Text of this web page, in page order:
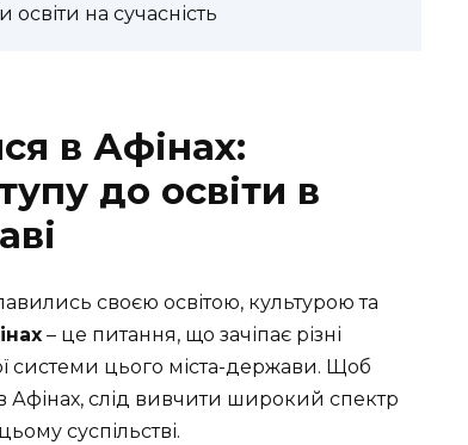
на сучасність
в Афінах:
до освіти в
своєю освітою, культурою та
– це питання, що зачіпає різні
системи цього міста-держави. Щоб
Афінах, слід вивчити широкий спектр
суспільстві.